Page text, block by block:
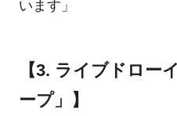
います」
【3. ライブドロー
ープ」】